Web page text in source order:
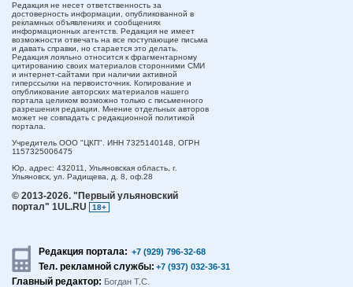
Редакция не несет ответственность за
достоверность информации, опубликованной в
рекламных объявлениях и сообщениях
информационных агентств. Редакция не имеет
возможности отвечать на все поступающие письма
и давать справки, но старается это делать.
Редакция лояльно относится к фрагментарному
цитированию своих материалов сторонними СМИ
и интернет-сайтами при наличии активной
гиперссылки на первоисточник. Копирование и
опубликование авторских материалов нашего
портала целиком возможно только с письменного
разрешения редакции. Мнение отдельных авторов
может не совпадать с редакционной политикой
портала.
Учредитель ООО "ЦКП". ИНН 7325140148, ОГРН
1157325006475
Юр. адрес: 432011, Ульяновская область, г.
Ульяновск, ул. Радищева, д. 8, оф.28
© 2013-2026. "Первый ульяновский
портал" 1UL.RU
18+
Редакция портала: +7 (929) 796-32-68
Тел. рекламной службы: +7 (937) 032-36-31
Главный редактор: Богдан Т.С.